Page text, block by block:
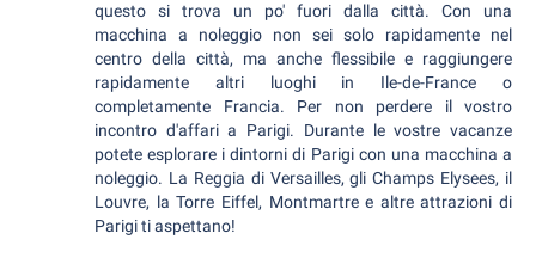
questo si trova un po' fuori dalla città. Con una
macchina a noleggio non sei solo rapidamente nel
centro della città, ma anche flessibile e raggiungere
rapidamente altri luoghi in Ile-de-France o
completamente Francia. Per non perdere il vostro
incontro d'affari a Parigi. Durante le vostre vacanze
potete esplorare i dintorni di Parigi con una macchina a
noleggio. La Reggia di Versailles, gli Champs Elysees, il
Louvre, la Torre Eiffel, Montmartre e altre attrazioni di
Parigi ti aspettano!